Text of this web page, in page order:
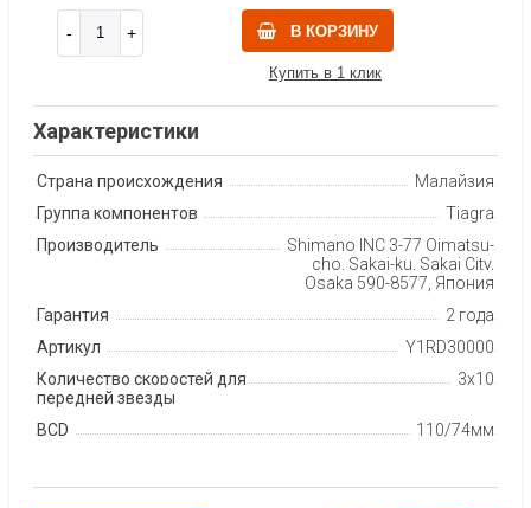
В КОРЗИНУ
Купить в 1 клик
Характеристики
Страна происхождения
Малайзия
Группа компонентов
Tiagra
Производитель
Shimano INC 3-77 Oimatsu-
cho, Sakai-ku, Sakai City,
Osaka 590-8577, Япония
Гарантия
2 года
Артикул
Y1RD30000
Количество скоростей для
передней звезды
3х10
BCD 110/74мм